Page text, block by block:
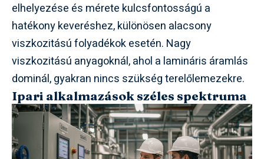
elhelyezése és mérete kulcsfontosságú a
hatékony keveréshez, különösen alacsony
viszkozitású folyadékok esetén. Nagy
viszkozitású anyagoknál, ahol a lamináris áramlás
dominál, gyakran nincs szükség terelőlemezekre.
Ipari alkalmazások széles spektruma